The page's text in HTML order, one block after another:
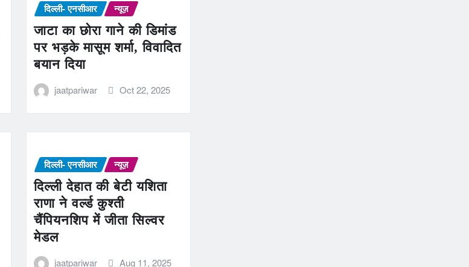
दिल्ली- एनसीआर न्यूज़
जाटा का छोरा गाने की डिमांड
पर भड़के मासूम शर्मा, विवादित
बयान दिया
jaatpariwar Oct 22, 2025
दिल्ली- एनसीआर न्यूज़
दिल्ली देहात की बेटी यशिता
राणा ने वर्ल्ड कुश्ती
चैंपियनशिप में जीता सिल्वर
मेडल
jaatpariwar Aug 11, 2025